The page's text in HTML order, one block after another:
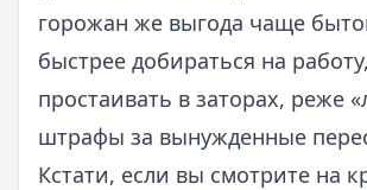
горожан же выгода чаще
быстрее добираться на
простаивать в заторах, реже
штрафы за вынужденные
Кстати, если вы смотрите на